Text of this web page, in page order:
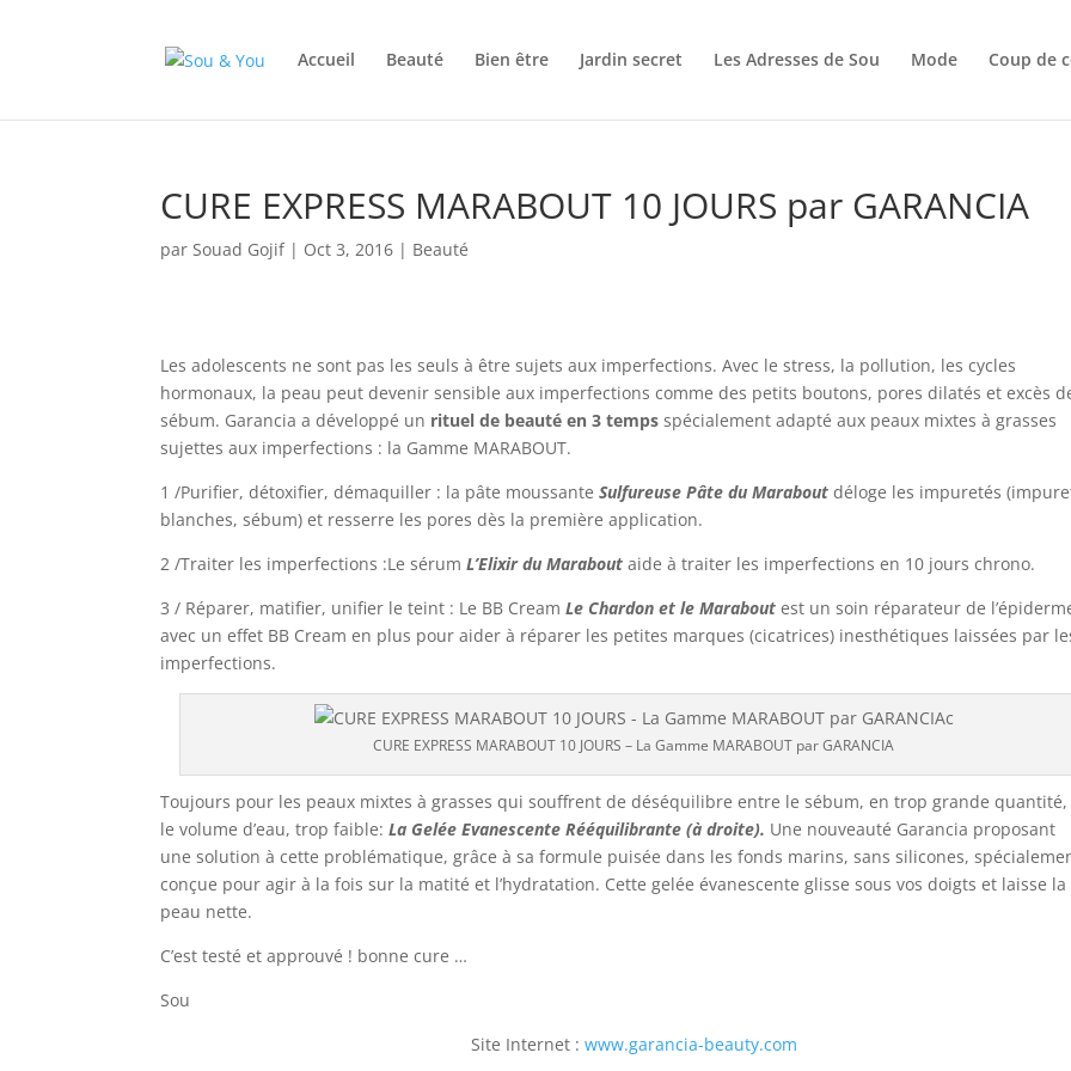
Accueil Beauté Bien être Jardin secret Les Adresses de Sou Mode Coup de
CURE EXPRESS MARABOUT 10 JOURS par GARANCIA
parSouad Gojif| Oct 3, 2016 | Beauté
Les adolescents ne sont pas les seuls à être sujets aux imperfections. Avec le stress, la pollution, les cycles
hormonaux, la peau peut devenir sensible aux imperfections comme des petits boutons, pores dilatés et excès
sébum. Garancia a développé un rituel de beauté en 3 temps spécialement adapté aux peaux mixtes à grasses
sujettes aux imperfections : la Gamme MARABOUT.
1 /Purifier, détoxifier, démaquiller : la pâte moussanteSulfureuse Pâte du Marabout déloge les impuretés
blanches, sébum) et resserre les pores dès la première application.
2 /Traiter les imperfections :Le sérumL’Elixir du Marabout aide à traiter les imperfections en 10 jours chrono.
3 / Réparer, matifier, unifier le teint : Le BB CreamLe Chardon et le Marabout est un soin réparateur de
avec un effet BB Cream en plus pour aider à réparer les petites marques (cicatrices) inesthétiques laissées par
imperfections.
CURE EXPRESS MARABOUT 10 JOURS – La Gamme MARABOUT par GARANCIA
Toujours pour les peaux mixtes à grasses qui souffrent de déséquilibre entre le sébum, en trop grande
le volume d’eau, trop faible:La Gelée Evanescente Rééquilibrante (à droite). Une nouveauté Garancia proposant
une solution à cette problématique, grâce à sa formule puisée dans les fonds marins, sans silicones,
conçue pour agir à la fois sur la matité et l’hydratation. Cette gelée évanescente glisse sous vos doigts et laisse la
peau nette.
C’est testé et approuvé ! bonne cure …
Sou
Site Internet : www.garancia-beauty.com